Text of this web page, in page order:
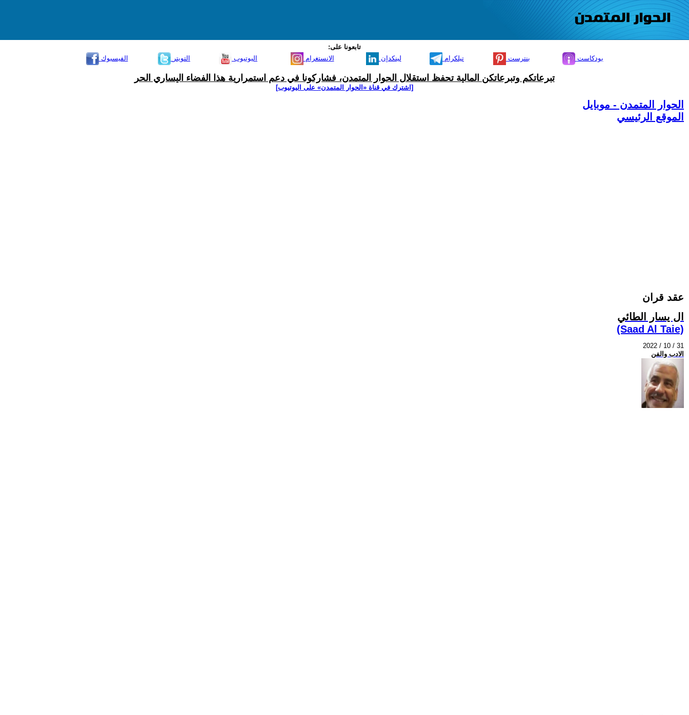
تابعونا على:
الفيسبوك
التويتر اليوتيوب الانستغرام لينكدإن تيلكرام بنترست بودكاست
تبرعاتكم وتبرعاتكن المالية تحفظ استقلال الحوار المتمدن، فشاركونا في دعم استمرارية هذا الفضاء اليساري الحر
[اشترك في قناة ‫«الحوار المتمدن» على اليوتيوب]
الحوار المتمدن - موبايل
الموقع الرئيسي
عقد قران
ال يسار الطائي
(Saad Al Taie)
2022 / 10 / 31
الادب والفن